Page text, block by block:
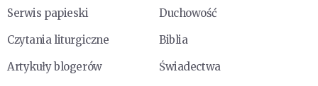
Serwis papieski
Duchowość
Czytania liturgiczne
Biblia
Artykuły blogerów
Świadectwa